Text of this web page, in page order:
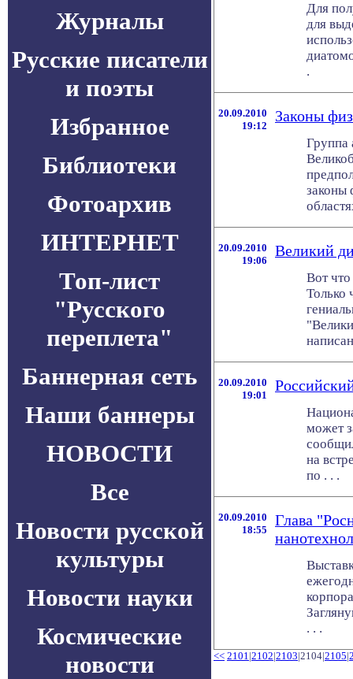
Журналы
Русские писатели
и поэты
Избранное
Библиотеки
Фотоархив
ИНТЕРНЕТ
Топ-лист
"Русского
переплета"
Баннерная сеть
Наши баннеры
НОВОСТИ
Все
Новости русской
культуры
Новости науки
Космические
новости
Для
для
.
20.09.2010
19:12
Законы
Группа
законы
20.09.2010
19:06
Великий
Вот
Только
20.09.2010
19:01
может
на
по . . .
20.09.2010
18:55
Глава
. . .
<< 2101|2102|2103|2104|2105|